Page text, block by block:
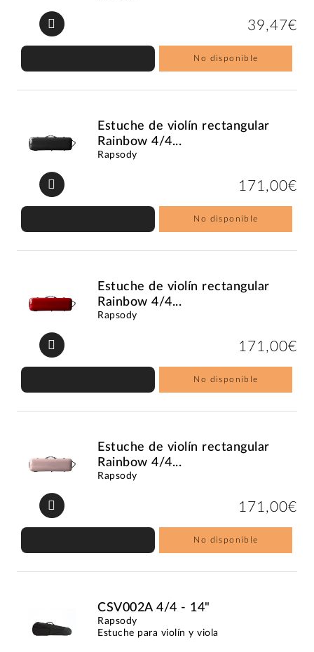
39,47€
No disponible
Estuche de violín rectangular
Rainbow 4/4...
Rapsody
171,00€
No disponible
Estuche de violín rectangular
Rainbow 4/4...
Rapsody
171,00€
No disponible
Estuche de violín rectangular
Rainbow 4/4...
Rapsody
171,00€
No disponible
CSV002A 4/4 - 14"
Rapsody
Estuche para violín y viola